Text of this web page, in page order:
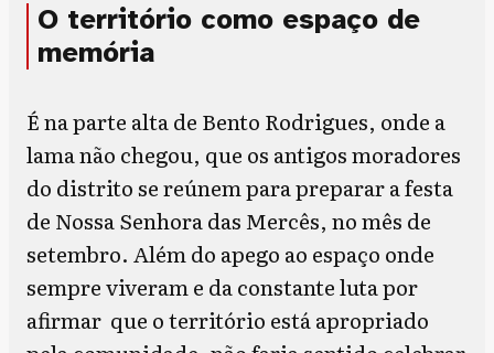
O território como espaço de
memória
É na parte alta de Bento Rodrigues, onde a
lama não chegou, que os antigos moradores
do distrito se reúnem para preparar a festa
de Nossa Senhora das Mercês, no mês de
setembro. Além do apego ao espaço onde
sempre viveram e da constante luta por
afirmar que o território está apropriado